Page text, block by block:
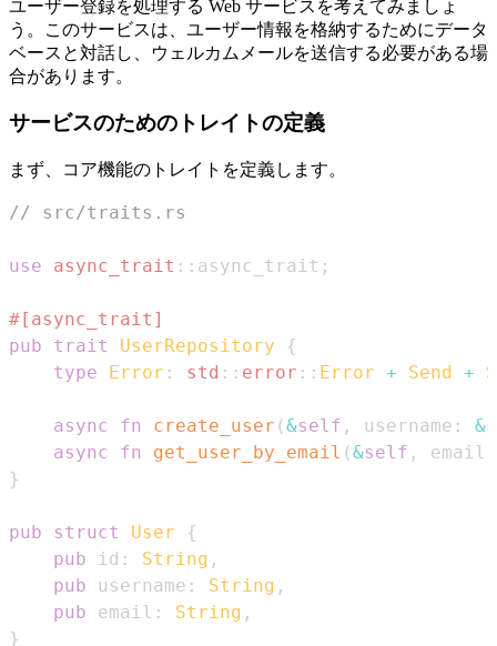
ユーザー登録を処理する Web サービスを考えてみましょ
う。このサービスは、ユーザー情報を格納するためにデータ
ベースと対話し、ウェルカムメールを送信する必要がある場
合があります。
サービスのためのトレイトの定義
まず、コア機能のトレイトを定義します。
// src/traits.rs
use async_trait :: async_trait ;
#[async_trait]
pub
trait UserRepository
{
type
Error : std :: error :: Error + Send +
async fn create_user (&self , username : &
async
fn get_user_by_email (&self , email
}
pub struct User
{
pub id : String ,
pub username : String ,
pub email : String ,
}